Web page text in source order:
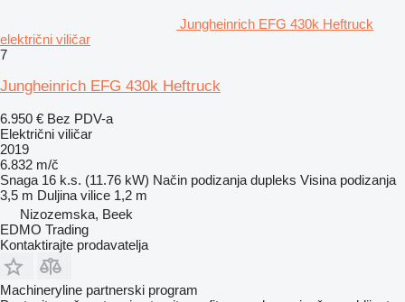
Jungheinrich EFG 430k Heftruck
električni viličar
7
Jungheinrich EFG 430k Heftruck
6.950 € Bez PDV-a
Električni viličar
2019
6.832 m/č
Snaga 16 k.s. (11.76 kW) Način podizanja dupleks Visina podizanja
3,5 m Duljina vilice 1,2 m
Nizozemska, Beek
EDMO Trading
Kontaktirajte prodavatelja
Machineryline partnerski program